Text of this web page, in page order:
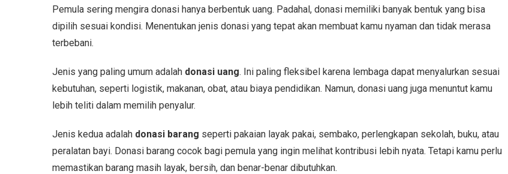
Pemula sering mengira donasi hanya berbentuk uang. Padahal, donasi memiliki banyak bentuk yang bisa
dipilih sesuai kondisi. Menentukan jenis donasi yang tepat akan membuat kamu nyaman dan tidak merasa
terbebani.
Jenis yang paling umum adalah donasi uang. Ini paling fleksibel karena lembaga dapat menyalurkan sesuai
kebutuhan, seperti logistik, makanan, obat, atau biaya pendidikan. Namun, donasi uang juga menuntut kamu
lebih teliti dalam memilih penyalur.
Jenis kedua adalah donasi barang seperti pakaian layak pakai, sembako, perlengkapan sekolah, buku, atau
peralatan bayi. Donasi barang cocok bagi pemula yang ingin melihat kontribusi lebih nyata. Tetapi kamu perlu
memastikan barang masih layak, bersih, dan benar-benar dibutuhkan.